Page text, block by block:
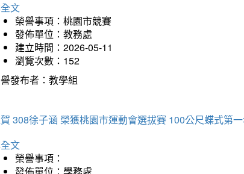
文
榮譽事項：桃園市競賽
發佈單位：教務處
建立時間：2026-05-11
瀏覽次數：152
發布者：教學組
308徐子涵 榮獲桃園市運動會選拔賽 100公尺蝶式第
文
榮譽事項：